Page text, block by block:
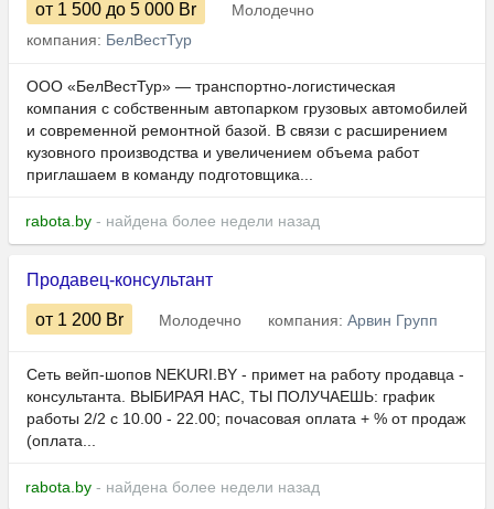
от 1 500 до 5 000 Br
Молодечно
компания: БелВестТур
ООО «БелВестТур» — транспортно-логистическая
компания с собственным автопарком грузовых автомобилей
и современной ремонтной базой. В связи с расширением
кузовного производства и увеличением объема работ
приглашаем в команду подготовщика...
rabota.by - найдена более недели назад
Продавец-консультант
от 1 200 Br Молодечно компания: Арвин Групп
Сеть вейп-шопов NEKURI.BY - примет на работу продавца -
консультанта. ВЫБИРАЯ НАС, ТЫ ПОЛУЧАЕШЬ: график
работы 2/2 с 10.00 - 22.00; почасовая оплата + % от продаж
(оплата...
rabota.by - найдена более недели назад